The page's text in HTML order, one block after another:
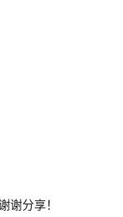
谢分享！